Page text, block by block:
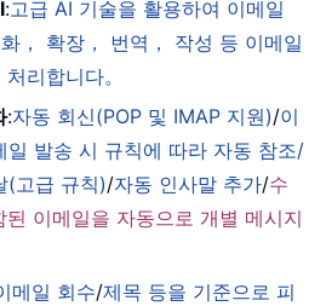
:고급 AI 기술을 활용하여 이메일
， 확장， 번역， 작성 등 이메일
리합니다。
:자동 회신(POP 및 IMAP 지원)/이
일 발송 시 규칙에 따라 자동 참조/
(고급 규칙)/자동 인사말 추가/수
이메일을 자동으로 개별 메시지
메일 회수/제목 등을 기준으로 피